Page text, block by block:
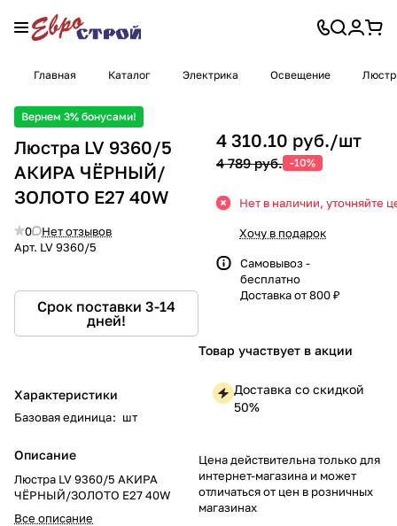
Главная Каталог Электрика Освещение
Вернем 3% бонусами!
Люстра LV 9360/5
АКИРА ЧЁРНЫЙ/
ЗОЛОТО Е27 40W
0
Нет отзывов
Арт. LV 9360/5
Срок поставки 3-14
дней!
Характеристики
Базовая единица: шт
Описание
Люстра LV 9360/5 АКИРА
ЧЁРНЫЙ/ЗОЛОТО Е27 40W
Все описание
4 310.10 руб./шт
4 789 руб. -10%
Нет в наличии, уточняйте
Хочу в подарок
Самовывоз -
бесплатно
Доставка от 800 ₽
Товар участвует в акции
Доставка со скидкой
50%
Цена действительна только для
интернет-магазина и может
отличаться от цен в розничных
магазинах